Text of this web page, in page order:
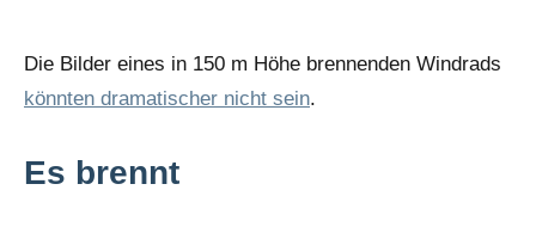
Die Bilder eines in 150 m Höhe brennenden Windrads
könnten dramatischer nicht sein.
Es brennt